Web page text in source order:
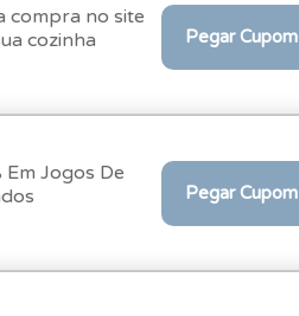
compra no site
cozinha
Pegar Cupom
Jogos De
Pegar Cupom